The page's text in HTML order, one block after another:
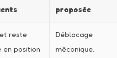
proposée
reste
en position
Déblocage
mécanique,